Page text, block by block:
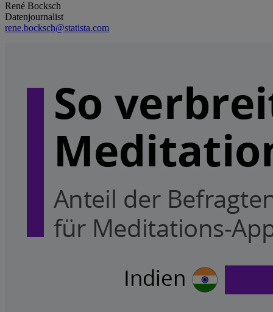
René Bocksch
Datenjournalist
rene.bocksch@statista.com